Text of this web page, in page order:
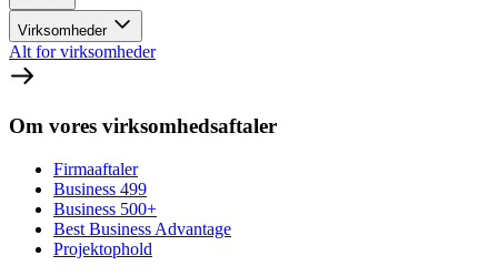
Virksomheder
Alt for virksomheder
Om vores virksomhedsaftaler
Firmaaftaler
Business 499
Business 500+
Best Business Advantage
Projektophold